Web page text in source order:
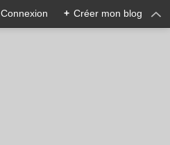
Connexion + Créer mon blog